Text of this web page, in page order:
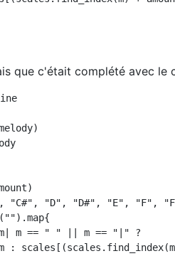
que c'était complété avec le
"C#", "D", "D#", "E", "F",
m == " " || m == "|" ?
: